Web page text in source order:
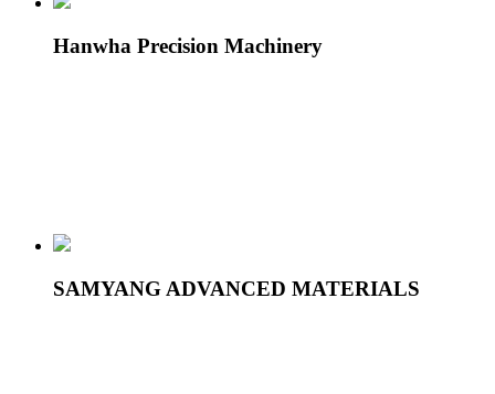
Hanwha Precision Machinery
SAMYANG ADVANCED MATERIALS